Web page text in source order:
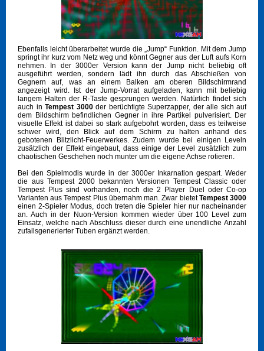
Ebenfalls leicht überarbeitet wurde die „Jump“ Funktion. Mit dem Jump
springt ihr kurz vom Netz weg und könnt Gegner aus der Luft aufs Korn
nehmen. In der 3000er Version kann der Jump nicht beliebig oft
ausgeführt werden, sondern lädt ihn durch das Abschießen von
Gegnern auf, was an einem Balken am oberen Bildschirmrand
angezeigt wird. Ist der Jump-Vorrat aufgeladen, kann mit beliebig
langem Halten der R-Taste gesprungen werden. Natürlich findet sich
auch in Tempest 3000der berüchtigte Superzapper, der alle sich auf
dem Bildschirm befindlichen Gegner in ihre Partikel pulverisiert. Der
visuelle Effekt ist dabei so stark aufgebohrt worden, dass es teilweise
schwer wird, den Blick auf dem Schirm zu halten anhand des
gebotenen Blitzlicht-Feuerwerkes. Zudem wurde bei einigen Leveln
zusätzlich der Effekt eingebaut, dass einige der Level zusätzlich zum
chaotischen Geschehen noch munter um die eigene Achse rotieren.
Bei den Spielmodis wurde in der 3000er Inkarnation gespart. Weder
die aus Tempest 2000 bekannten Versionen Tempest Classic oder
Tempest Plus sind vorhanden, noch die 2 Player Duel oder Co-op
Varianten aus Tempest Plus übernahm man. Zwar bietetTempest 3000
einen 2-Spieler Modus, doch treten die Spieler hier nur nacheinander
an. Auch in der Nuon-Version kommen wieder über 100 Level zum
Einsatz, welche nach Abschluss dieser durch eine unendliche Anzahl
zufallsgenerierter Tuben ergänzt werden.